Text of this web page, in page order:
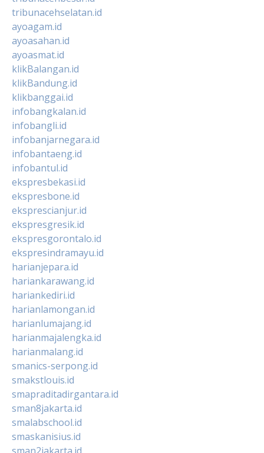
tribunacehselatan.id
ayoagam.id
ayoasahan.id
ayoasmat.id
klikBalangan.id
klikBandung.id
klikbanggai.id
infobangkalan.id
infobangli.id
infobanjarnegara.id
infobantaeng.id
infobantul.id
ekspresbekasi.id
ekspresbone.id
eksprescianjur.id
ekspresgresik.id
ekspresgorontalo.id
ekspresindramayu.id
harianjepara.id
hariankarawang.id
hariankediri.id
harianlamongan.id
harianlumajang.id
harianmajalengka.id
harianmalang.id
smanics-serpong.id
smakstlouis.id
smapraditadirgantara.id
sman8jakarta.id
smalabschool.id
smaskanisius.id
sman2jakarta.id